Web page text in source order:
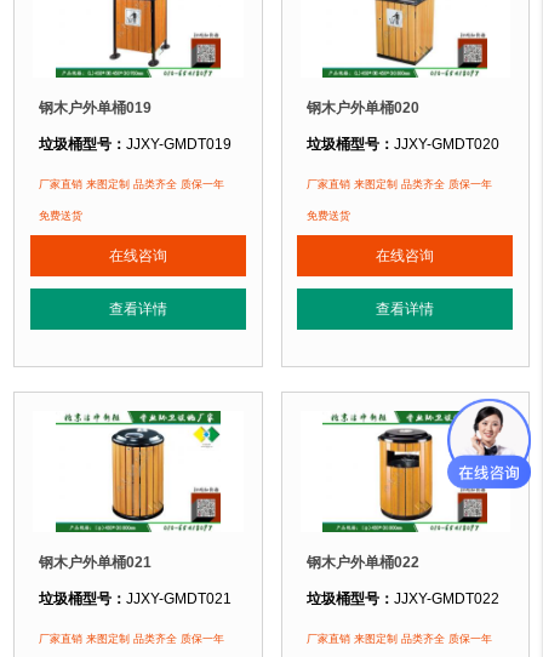
钢木户外单桶019
垃圾桶型号：JJXY-GMDT019
垃圾桶规格：长450mm 宽450mm 高950mm
垃圾桶材质：
垃圾桶周期：3-7天 厂家直销 来图定制
垃圾桶特点：选用优质镀锌钢板裁剪、压制、折弯后再焊接而成型，垃圾桶
正在使用该垃圾桶的部分客户：
北京某公园、北京某大学、北京某小区....
厂家直销 来图定制 品类齐全 质保一年
免费送货
在线咨询
查看详情
钢木户外单桶020
垃圾桶型号： JJXY-GMDT020
垃圾桶规格：长450mm 宽450mm
垃圾桶材质：
垃圾桶周期：3-7天 厂家直销 来图定
垃圾桶特点：选用优质镀锌钢板裁
正在使用该垃圾桶的部分客户：
北京某公园、北京某大学、北京某小
厂家直销 来图定制 品类齐全 质保一年
免费送货
在线咨询
查看详情
钢木户外单桶021
垃圾桶型号：JJXY-GMDT021
垃圾桶规格：直径450mm 高800mm
厂家直销 来图定制 品类齐全 质保一年
钢木户外单桶022
垃圾桶型号： JJXY-GMDT022
垃圾桶规格：直径450mm 高800mm
厂家直销 来图定制 品类齐全 质保一年